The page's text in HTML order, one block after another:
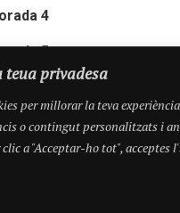
teua privadesa
per millorar la teva experiència
o contingut personalitzats i
a "Acceptar-ho tot", acceptes
4
5